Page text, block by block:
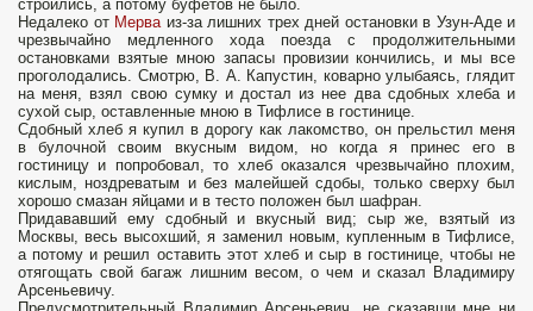
строились, а потому буфетов не было.
Недалеко от Мерваиз-за лишних трех дней остановки в Узун-Аде и
чрезвычайно медленного хода поезда с продолжительными
остановками взятые мною запасы провизии кончились, и мы все
проголодались. Смотрю, В. А. Капустин, коварно улыбаясь, глядит
на меня, взял свою сумку и достал из нее два сдобных хлеба и
сухой сыр, оставленные мною в Тифлисе в гостинице.
Сдобный хлеб я купил в дорогу как лакомство, он прельстил меня
в булочной своим вкусным видом, но когда я принес его в
гостиницу и попробовал, то хлеб оказался чрезвычайно плохим,
кислым, ноздреватым и без малейшей сдобы, только сверху был
хорошо смазан яйцами и в тесто положен был шафран.
Придававший ему сдобный и вкусный вид; сыр же, взятый из
Москвы, весь высохший, я заменил новым, купленным в Тифлисе,
а потому и решил оставить этот хлеб и сыр в гостинице, чтобы не
отягощать свой багаж лишним весом, о чем и сказал Владимиру
Арсеньевичу.